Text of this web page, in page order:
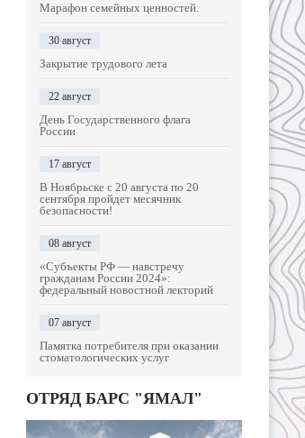
Марафон семейных ценностей.
30 август
Закрытие трудового лета
22 август
День Государственного флага
России
17 август
В Ноябрьске с 20 августа по 20
сентября пройдет месячник
безопасности!
08 август
«Субъекты РФ — навстречу
гражданам России 2024»:
федеральный новостной лекторий
07 август
Памятка потребителя при оказании
стоматологических услуг
ОТРЯД БАРС "ЯМАЛ"